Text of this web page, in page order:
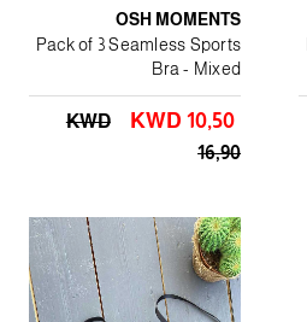
OSH MOMENTS
Pack of 3 Seamless Sports
Bra - Mixed
KWD 10٫50
KWD
16٫90